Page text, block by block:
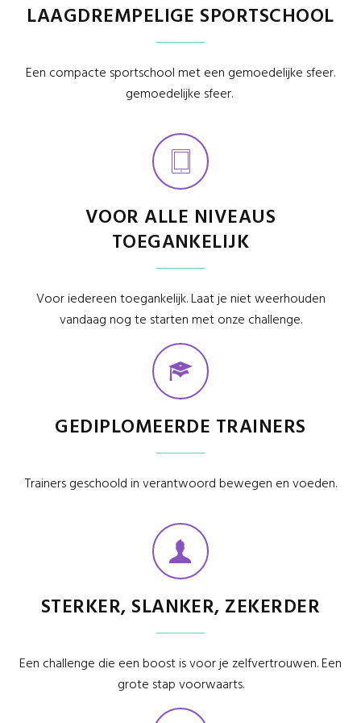
LAAGDREMPELIGE SPORTSCHOOL
Een compacte sportschool met een gemoedelijke sfeer.
gemoedelijke sfeer.
VOOR ALLE NIVEAUS
TOEGANKELIJK
Voor iedereen toegankelijk. Laat je niet weerhouden
vandaag nog te starten met onze challenge.
GEDIPLOMEERDE TRAINERS
Trainers geschoold in verantwoord bewegen en voeden.
STERKER, SLANKER, ZEKERDER
Een challenge die een boost is voor je zelfvertrouwen. Een
grote stap voorwaarts.